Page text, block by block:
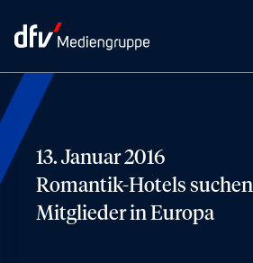
13. Januar 2016
Romantik-Hotels
Mitglieder in Europa